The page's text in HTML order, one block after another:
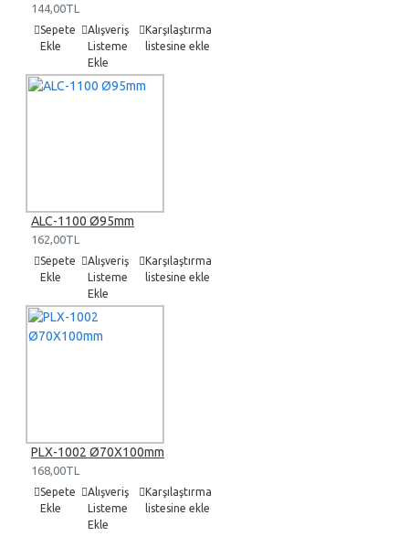
144,00TL
Sepete
Ekle
Alışveriş
Listeme
Ekle
Karşılaştırma
listesine ekle
ALC-1100 Ø95mm
162,00TL
Sepete
Ekle
Alışveriş
Listeme
Ekle
Karşılaştırma
listesine ekle
PLX-1002 Ø70X100mm
168,00TL
Sepete
Ekle
Alışveriş
Listeme
Ekle
Karşılaştırma
listesine ekle